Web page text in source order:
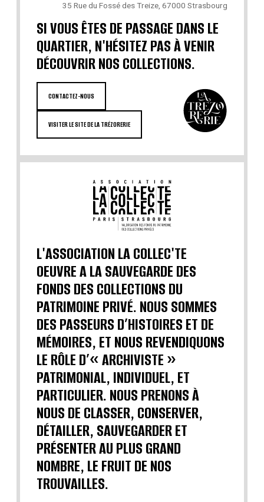
35 Rue du Fossé des Treize, 67000 Strasbourg
SI VOUS ÊTES DE PASSAGE DANS LE
QUARTIER, N'HÉSITEZ PAS À VENIR
DÉCOUVRIR NOS COLLECTIONS.
CONTACTEZ-NOUS
VISITER LE SITE DE LA TRÉZORERIE
L'ASSOCIATION LA COLLEC'TE
OEUVRE A LA SAUVEGARDE DES
FONDS DES COLLECTIONS DU
PATRIMOINE PRIVÉ. NOUS SOMMES
DES PASSEURS D’HISTOIRES ET DE
MÉMOIRES, ET NOUS REVENDIQUONS
LE RÔLE D’« ARCHIVISTE »
PATRIMONIAL, INDIVIDUEL, ET
PARTICULIER. NOUS PRENONS À
NOUS DE CLASSER, CONSERVER,
DÉTAILLER, SAUVEGARDER ET
PRÉSENTER AU PLUS GRAND
NOMBRE, LE FRUIT DE NOS
TROUVAILLES.